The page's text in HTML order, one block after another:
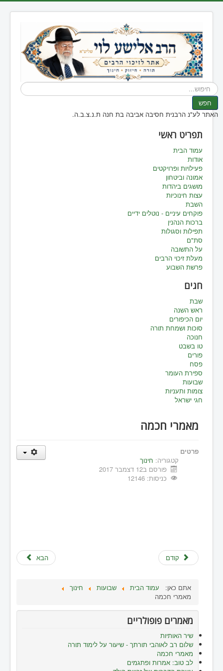
חיפוש...
חפש
האתר לע"נ הרבנית חסיבה אביבה בת חנה ת.נ.צ.ב.ה.
תפריט ראשי
עמוד הבית
אודות
פעילויות ופרויקטים
אמונה וביטחון
מושגים ביהדות
עצות חינוכיות
השבת
פוקחים עיניים - נוטלים ידיים
ברכות הנהנין
תפילות וסגולות
סת"ם
על התשובה
מעלת זיכוי הרבים
פרשת השבוע
חגים
שבת
ראש השנה
יום הכיפורים
סוכות ושמחת תורה
חנוכה
טו בשבט
פורים
פסח
ספירת העומר
שבועות
צומות ותעניות
חגי ישראל
מאמרי חכמה
פרטים
קטגוריה: חינוך
פורסם ב12 דצמבר 2017
כניסות: 12146
קודם הבא
אתם כאן: עמוד הבית שבועות
חינוך
מאמרי חכמה
מאמרים פופולריים
שיר האותיות
שלום רב לאוהבי תורתך - שיעור על לימוד תורה
מאמרי חכמה
לב טוב: אמרות ופתגמים